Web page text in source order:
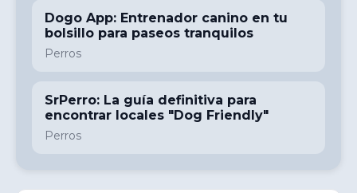
Dogo App: Entrenador canino en tu
bolsillo para paseos tranquilos
Perros
SrPerro: La guía definitiva para
encontrar locales "Dog Friendly"
Perros